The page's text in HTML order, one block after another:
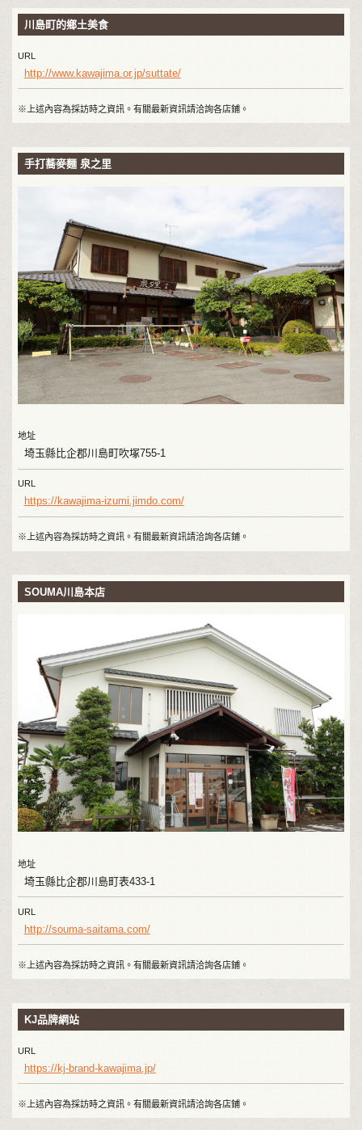
川島町的鄉土美食
URL
http://www.kawajima.or.jp/suttate/
※上述內容為採訪時之資訊。有關最新資訊請洽詢各店鋪。
手打蕎麥麵 泉之里
地址
埼玉縣比企郡川島町吹塚755-1
URL
https://kawajima-izumi.jimdo.com/
※上述內容為採訪時之資訊。有關最新資訊請洽詢各店鋪。
SOUMA川島本店
地址
埼玉縣比企郡川島町表433-1
URL
http://souma-saitama.com/
※上述內容為採訪時之資訊。有關最新資訊請洽詢各店鋪。
KJ品牌網站
URL
https://kj-brand-kawajima.jp/
※上述內容為採訪時之資訊。有關最新資訊請洽詢各店鋪。